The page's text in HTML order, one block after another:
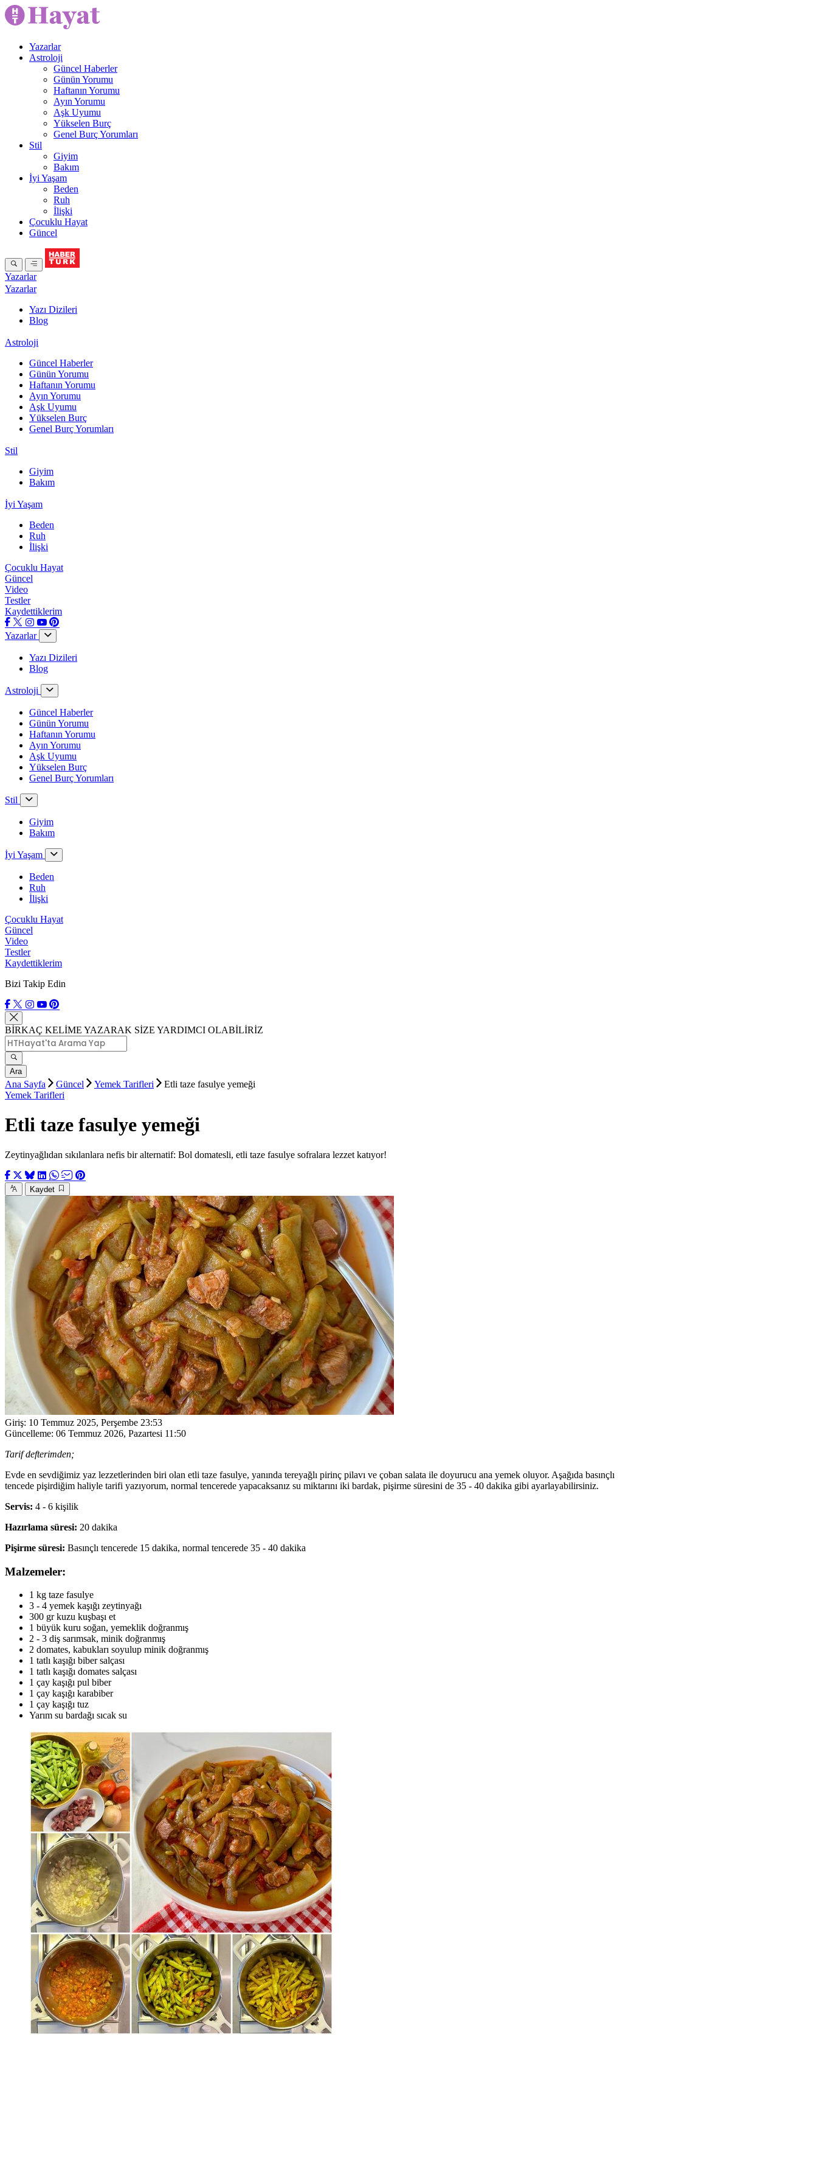
Yazarlar
Astroloji
Güncel Haberler
Günün Yorumu
Haftanın Yorumu
Ayın Yorumu
Aşk Uyumu
Yükselen Burç
Genel Burç Yorumları
Stil
Giyim
Bakım
İyi Yaşam
Beden
Ruh
İlişki
Çocuklu Hayat
Güncel
Yazarlar
Yazarlar
Yazı Dizileri
Blog
Astroloji
Güncel Haberler
Günün Yorumu
Haftanın Yorumu
Ayın Yorumu
Aşk Uyumu
Yükselen Burç
Genel Burç Yorumları
Stil
Giyim
Bakım
İyi Yaşam
Beden
Ruh
İlişki
Çocuklu Hayat
Güncel
Video
Testler
Kaydettiklerim
Yazarlar
Yazı Dizileri
Blog
Astroloji
Güncel Haberler
Günün Yorumu
Haftanın Yorumu
Ayın Yorumu
Aşk Uyumu
Yükselen Burç
Genel Burç Yorumları
Stil
Giyim
Bakım
İyi Yaşam
Beden
Ruh
İlişki
Çocuklu Hayat
Güncel
Video
Testler
Kaydettiklerim
Bizi Takip Edin
BİRKAÇ KELİME YAZARAK SİZE YARDIMCI OLABİLİRİZ
Ara
Ana Sayfa Güncel Yemek Tarifleri
Etli taze fasulye yemeği
Yemek Tarifleri
Etli taze fasulye yemeği
Zeytinyağlıdan sıkılanlara nefis bir alternatif: Bol domatesli, etli taze fasulye sofralara lezzet katıyor!
Kaydet
Giriş: 10 Temmuz 2025, Perşembe 23:53
Güncelleme: 06 Temmuz 2026, Pazartesi 11:50
Tarif defterimden;
Evde en sevdiğimiz yaz lezzetlerinden biri olan etli taze fasulye, yanında tereyağlı pirinç pilavı ve çoban salata ile doyurucu ana yemek oluyor. Aşağıda basınçlı
tencede pişirdiğim haliyle tarifi yazıyorum, normal tencerede yapacaksanız su miktarını iki bardak, pişirme süresini de 35 - 40 dakika gibi ayarlayabilirsiniz.
Servis: 4 - 6 kişilik
Hazırlama süresi: 20 dakika
Pişirme süresi: Basınçlı tencerede 15 dakika, normal tencerede 35 - 40 dakika
Malzemeler:
1 kg taze fasulye
3 - 4 yemek kaşığı zeytinyağı
300 gr kuzu kuşbaşı et
1 büyük kuru soğan, yemeklik doğranmış
2 - 3 diş sarımsak, minik doğranmış
2 domates, kabukları soyulup minik doğranmış
1 tatlı kaşığı biber salçası
1 tatlı kaşığı domates salçası
1 çay kaşığı pul biber
1 çay kaşığı karabiber
1 çay kaşığı tuz
Yarım su bardağı sıcak su